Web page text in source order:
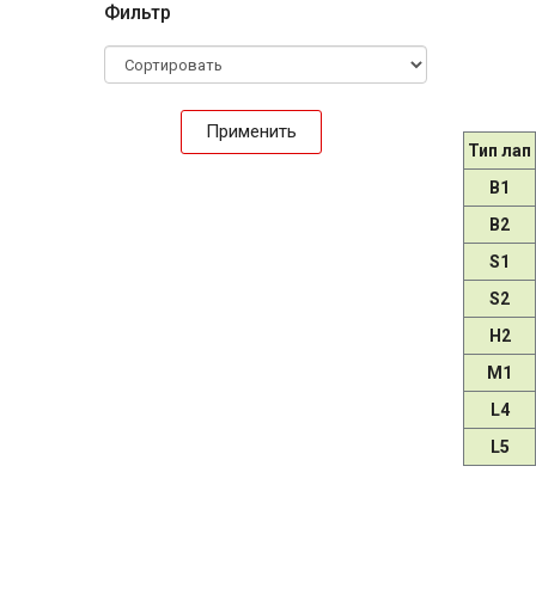
Фильтр
Применить
Тип лап
B1
B2
S1
S2
H2
M1
L4
L5